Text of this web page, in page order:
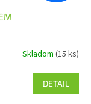
Skladom (15 ks)
DETAIL